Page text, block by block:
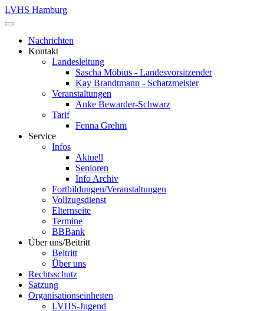
LVHS Hamburg
Nachrichten
Kontakt
Landesleitung
Sascha Möbius - Landesvorsitzender
Kay Brandtmann - Schatzmeister
Veranstaltungen
Anke Bewarder-Schwarz
Tarif
Fenna Grehm
Service
Infos
Aktuell
Senioren
Info Archiv
Fortbildungen/Veranstaltungen
Vollzugsdienst
Elternseite
Termine
BBBank
Über uns/Beitritt
Beitritt
Über uns
Rechtsschutz
Satzung
Organisationseinheiten
LVHS-Jugend